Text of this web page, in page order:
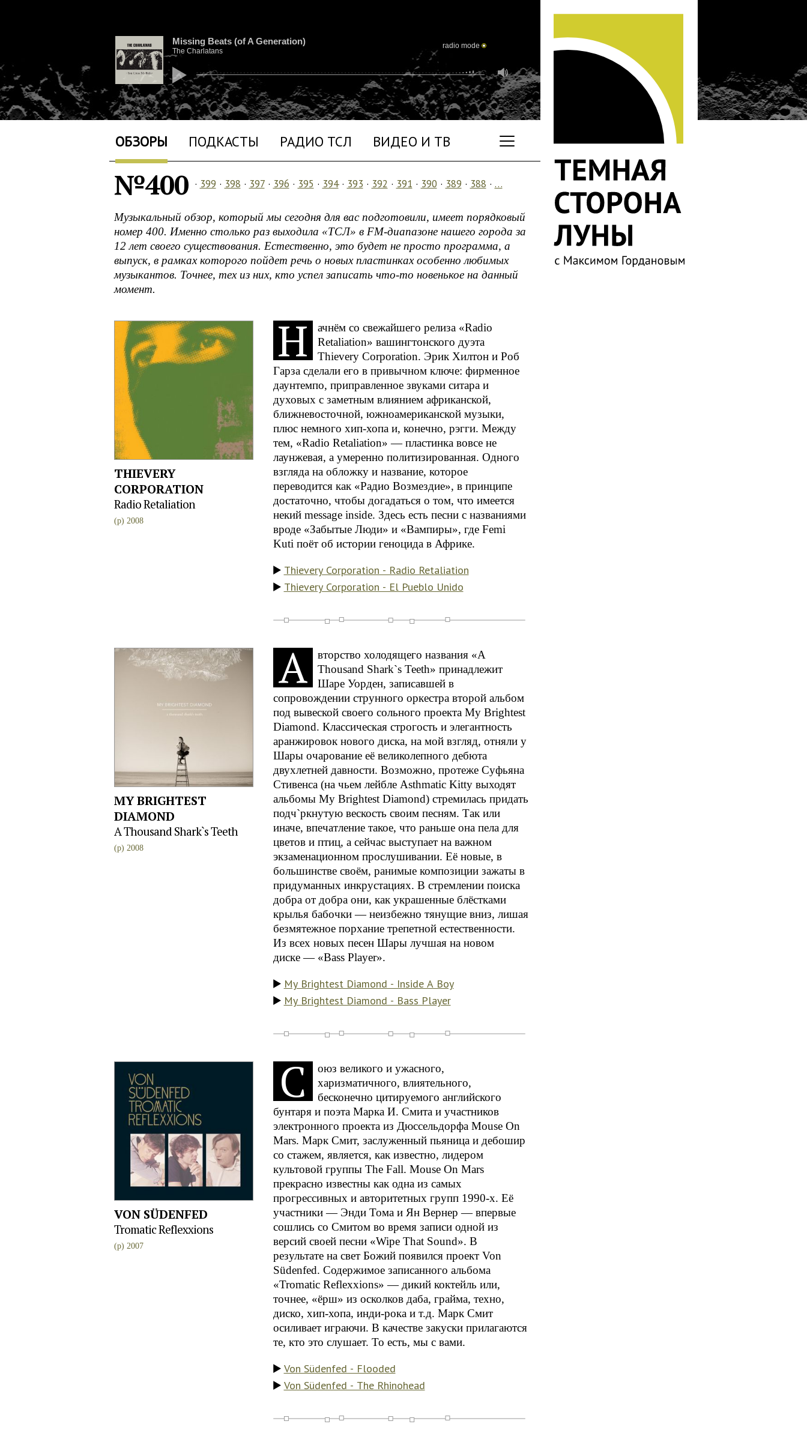
ОБЗОРЫ ПОДКАСТЫ РАДИО ТСЛ ВИДЕО И ТВ
Missing Beats (of A Generation)
The Charlatans
radio mode
421
420
414
413 412 411 410 409
406 405 404 403
401 400 399 398 397
396
395 394 393 392 391
390
389
388 387 386
373
№400 · 399 · 398 · 397· 396 · 395 · 394· 393 · 392 · 391 · 390 · 389 · 388 · …
Музыкальный обзор, который мы сегодня для вас подготовили, имеет порядковый
номер 400. Именно столько раз выходила «ТСЛ» в FM-диапазоне нашего города за
12 лет своего существования. Естественно, это будет не просто программа, а
выпуск, в рамках которого пойдет речь о новых пластинках особенно любимых
музыкантов. Точнее, тех из них, кто успел записать что-то новенькое на данный
момент.
THIEVERY
CORPORATION
Radio Retaliation
(p) 2008
Н
ачнём со свежайшего релиза «Radio
Retaliation» вашингтонского дуэта
Thievery Corporation. Эрик Хилтон и Роб
Гарза сделали его в привычном ключе: фирменное
даунтемпо, приправленное звуками ситара и
духовых с заметным влиянием африканской,
ближневосточной, южноамериканской музыки,
плюс немного хип-хопа и, конечно, рэгги. Между
тем, «Radio Retaliation» — пластинка вовсе не
лаунжевая, а умеренно политизированная. Одного
взгляда на обложку и название, которое
переводится как «Радио Возмездие», в принципе
достаточно, чтобы догадаться о том, что имеется
некий message inside. Здесь есть песни с названиями
вроде «Забытые Люди» и «Вампиры», где Femi
Kuti поёт об истории геноцида в Африке.
Thievery Corporation - Radio Retaliation
Thievery Corporation - El Pueblo Unido
MY BRIGHTEST
DIAMOND
A Thousand Shark`s Teeth
(p) 2008
А
вторство холодящего названия «A
Thousand Shаrk`s Teeth» принадлежит
Шаре Уорден, записавшей в
сопровождении струнного оркестра второй альбом
под вывеской своего сольного проекта My Brightest
Diamond. Классическая строгость и элегантность
аранжировок нового диска, на мой взгляд, отняли у
Шары очарование её великолепного дебюта
двухлетней давности. Возможно, протеже Суфьяна
Стивенса (на чьем лейбле Asthmatic Kitty выходят
альбомы My Brightest Diamond) стремилась придать
подч`ркнутую вескость своим песням. Так или
иначе, впечатление такое, что раньше она пела для
цветов и птиц, а сейчас выступает на важном
экзаменационном прослушивании. Её новые, в
большинстве своём, ранимые композиции зажаты в
придуманных инкрустациях. В стремлении поиска
добра от добра они, как украшенные блёстками
крылья бабочки — неизбежно тянущие вниз, лишая
безмятежное порхание трепетной естественности.
Из всех новых песен Шары лучшая на новом
диске — «Bass Player».
My Brightest Diamond - Inside A Boy
My Brightest Diamond - Bass Player
VON SÜDENFED
Tromatic Reflexxions
(p) 2007
C
оюз великого и ужасного,
харизматичного, влиятельного,
бесконечно цитируемого английского
бунтаря и поэта Марка И. Смита и участников
электронного проекта из Дюссельдорфа Mouse On
Mars. Марк Смит, заслуженный пьяница и дебошир
со стажем, является, как известно, лидером
культовой группы The Fall. Mouse On Mars
прекрасно известны как одна из самых
прогрессивных и авторитетных групп 1990-х. Её
участники — Энди Тома и Ян Вернер — впервые
сошлись со Смитом во время записи одной из
версий своей песни «Wipe That Sound». В
результате на свет Божий появился проект Von
Südenfed. Содержимое записанного альбома
«Tromatic Reflexxions» — дикий коктейль или,
точнее, «ёрш» из осколков даба, грайма, техно,
диско, хип-хопа, инди-рока и т.д. Марк Смит
осиливает играючи. В качестве закуски прилагаются
те, кто это слушает. То есть, мы с вами.
Von Südenfed - Flooded
Von Südenfed - The Rhinohead